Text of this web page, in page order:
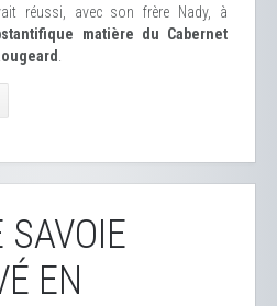
réussi, avec son frère Nady, à
matière du Cabernet
SAVOIE
EN